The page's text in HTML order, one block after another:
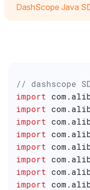
DashScope Java
// dashscope
import
import
import
import
import
import
import
import